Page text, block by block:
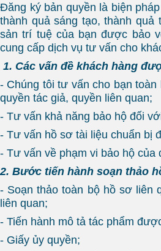
Đăng ký bản quyền là biện
thành quả sáng tạo, thành
sản trí tuệ của bạn được bảo
cung cấp dịch vụ tư vấn cho
1. Các vấn đề khách hàng
- Chúng tôi tư vấn cho bạn
quyền tác giả, quyền liên quan;
- Tư vấn khả năng bảo hộ đối
- Tư vấn hồ sơ tài liệu chuẩn bị
- Tư vấn về phạm vi bảo hộ của
2. Bước tiến hành soạn thảo
- Soạn thảo toàn bộ hồ sơ liên
liên quan;
- Tiến hành mô tả tác phẩm
- Giấy ủy quyền;